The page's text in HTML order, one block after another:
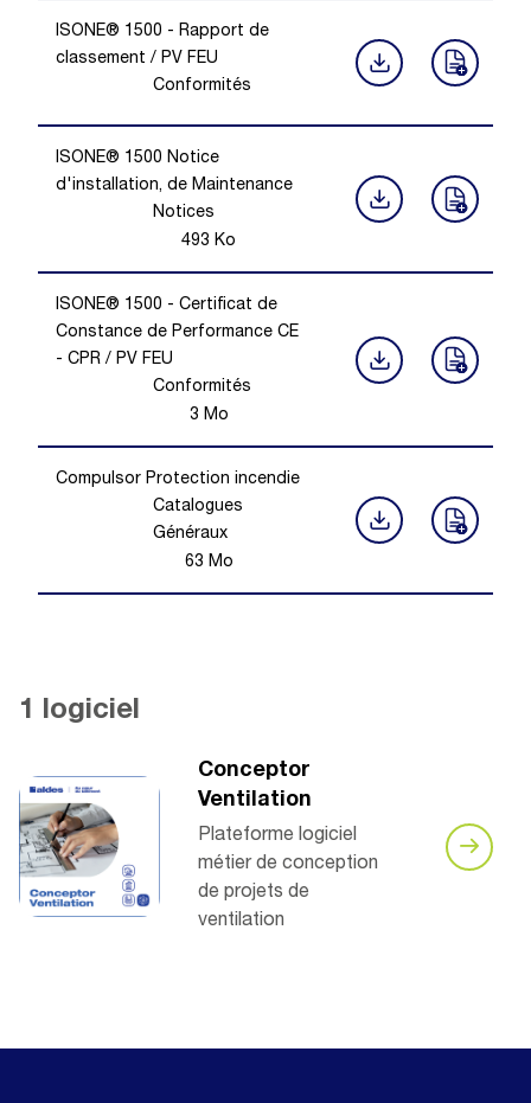
ISONE® 1500 - Rapport de
classement / PV FEU
Conformités
ISONE® 1500 Notice
d'installation, de Maintenance
Notices
493 Ko
ISONE® 1500 - Certificat de
Constance de Performance CE
- CPR / PV FEU
Conformités
3 Mo
Compulsor Protection incendie
Catalogues
Généraux
63 Mo
1 logiciel
Conceptor
Ventilation
Plateforme logiciel
métier de conception
de projets de
ventilation